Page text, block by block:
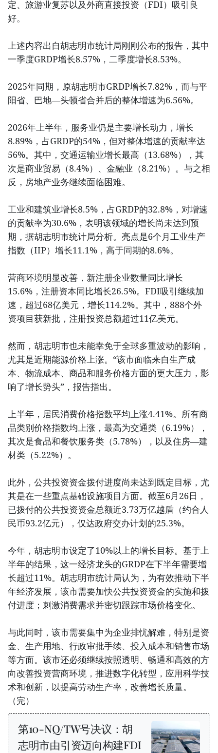
定、旅游业复苏以及外商直接投资（FDI）吸引良
好。
上述内容出自胡志明市统计局刚刚公布的报告，其中
一季度GRDP增长8.57%，二季度增长8.53%。
2025年同期，原胡志明市GRDP增长7.82%，而与平
阳省、巴地—头顿省合并后的整体增速为6.56%。
2026年上半年，服务业仍是主要增长动力，增长
8.89%，占GRDP的54%，但对整体增速的贡献率达
56%。其中，交通运输业增长最高（13.68%），其
次是商业贸易（8.4%）、金融业（8.21%）。与之相
反，房地产业务继续面临困难。
工业和建筑业增长8.5%，占GRDP的32.8%，对增速
的贡献率为30.6%，表明该领域的增长尚未达到预
期，据胡志明市统计局分析。亮点是6个月工业生产
指数（IIP）增长11.1%，高于同期的8.6%。
营商环境明显改善，新注册企业数量同比增长
15.6%，注册资本同比增长26.5%。FDI吸引继续加
速，超过68亿美元，增长114.2%。其中，888个外
资项目获新批，注册投资总额超过11亿美元。
然而，胡志明市也未能幸免于全球多重波动的影响，
尤其是近期能源价格上涨。“该市面临来自生产成
本、物流成本、商品和服务价格方面的更大压力，影
响了增长势头”，报告指出。
上半年，居民消费价格指数平均上涨4.41%。所有商
品类别价格指数均上涨，最高为交通类（6.19%），
其次是食品和餐饮服务类（5.78%），以及住房—建
材类（5.22%）。
此外，公共投资资金拨付进度尚未达到既定目标，尤
其是在一些重点基础设施项目方面。截至6月26日，
已拨付的公共投资资金总额近3.73万亿越盾（约合人
民币93.2亿元），仅达政府交办计划的25.3%。
今年，胡志明市设定了10%以上的增长目标。基于上
半年的结果，这一经济龙头的GRDP在下半年需要增
长超过11%。胡志明市统计局认为，为有效推动下半
年经济发展，该市需要加快公共投资资金的实施和拨
付进度；刺激消费需求并密切跟踪市场价格变化。
与此同时，该市需要集中为企业排忧解难，特别是资
金、生产用地、行政审批手续、投入成本和销售市场
等方面。该市还必须继续按照透明、畅通和高效的方
向改善投资营商环境，推进数字化转型，应用科学技
术和创新，以提高劳动生产率，改善增长质量。
（完）
第10-NQ/TW号决议：胡
志明市由引资迈向构建FDI